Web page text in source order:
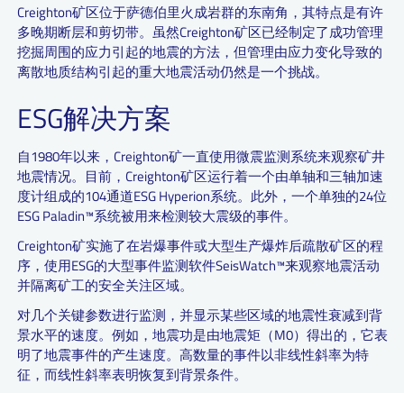
Creighton矿区位于萨德伯里火成岩群的东南角，其特点是有许
多晚期断层和剪切带。虽然Creighton矿区已经制定了成功管理
挖掘周围的应力引起的地震的方法，但管理由应力变化导致的
离散地质结构引起的重大地震活动仍然是一个挑战。
ESG解决方案
自1980年以来，Creighton矿一直使用微震监测系统来观察矿井
地震情况。目前，Creighton矿区运行着一个由单轴和三轴加速
度计组成的104通道ESG Hyperion系统。此外，一个单独的24位
ESG Paladin™系统被用来检测较大震级的事件。
Creighton矿实施了在岩爆事件或大型生产爆炸后疏散矿区的程
序，使用ESG的大型事件监测软件SeisWatch™来观察地震活动
并隔离矿工的安全关注区域。
对几个关键参数进行监测，并显示某些区域的地震性衰减到背
景水平的速度。例如，地震功是由地震矩（M0）得出的，它表
明了地震事件的产生速度。高数量的事件以非线性斜率为特
征，而线性斜率表明恢复到背景条件。